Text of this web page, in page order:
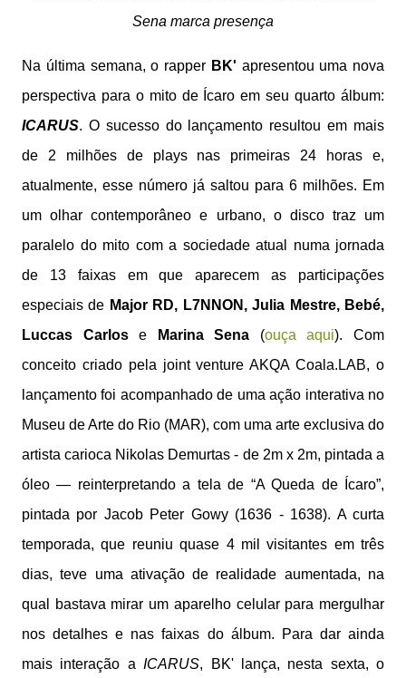
Sena marca presença
Na última semana, o rapper BK' apresentou uma nova
perspectiva para o mito de Ícaro em seu quarto álbum:
ICARUS. O sucesso do lançamento resultou em mais
de 2 milhões de plays nas primeiras 24 horas e,
atualmente, esse número já saltou para 6 milhões. Em
um olhar contemporâneo e urbano, o disco traz um
paralelo do mito com a sociedade atual numa jornada
de 13 faixas em que aparecem as participações
especiais de Major RD, L7NNON, Julia Mestre, Bebé,
Luccas Carlose Marina Sena (ouça aqui). Com
conceito criado pela joint venture AKQA Coala.LAB, o
lançamento foi acompanhado de uma ação interativa no
Museu de Arte do Rio (MAR), com uma arte exclusiva do
artista carioca Nikolas Demurtas - de 2m x 2m, pintada a
óleo — reinterpretando a tela de “A Queda de Ícaro”,
pintada por Jacob Peter Gowy (1636 - 1638). A curta
temporada, que reuniu quase 4 mil visitantes em três
dias, teve uma ativação de realidade aumentada, na
qual bastava mirar um aparelho celular para mergulhar
nos detalhes e nas faixas do álbum. Para dar ainda
mais interação aICARUS, BK' lança, nesta sexta, o